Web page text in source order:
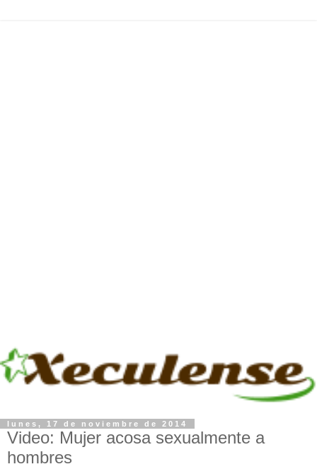
lunes, 17 de noviembre de 2014
Video: Mujer acosa sexualmente a
hombres